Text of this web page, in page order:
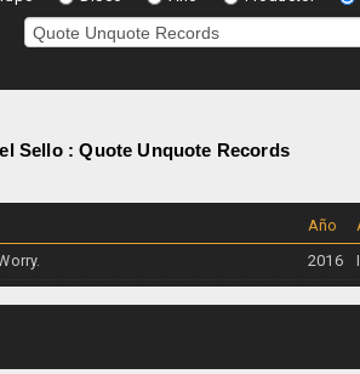
Sello :Quote Unquote Records
Año
2016